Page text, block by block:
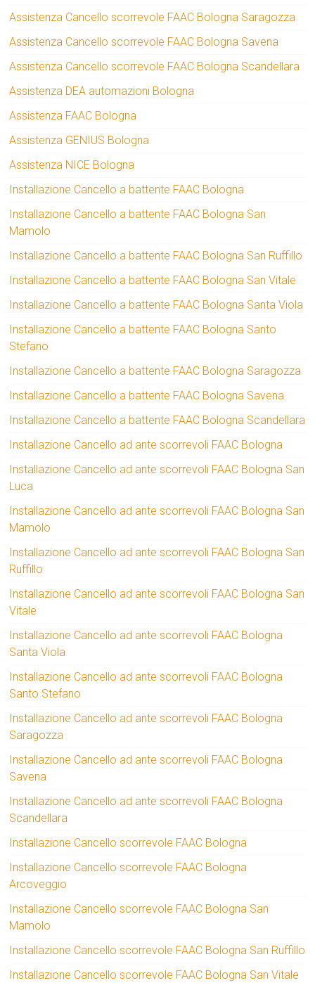
Assistenza Cancello scorrevole FAAC Bologna Saragozza
Assistenza Cancello scorrevole FAAC Bologna Savena
Assistenza Cancello scorrevole FAAC Bologna Scandellara
Assistenza DEA automazioni Bologna
Assistenza FAAC Bologna
Assistenza GENIUS Bologna
Assistenza NICE Bologna
Installazione Cancello a battente FAAC Bologna
Installazione Cancello a battente FAAC Bologna San
Mamolo
Installazione Cancello a battente FAAC Bologna San Ruffillo
Installazione Cancello a battente FAAC Bologna San Vitale
Installazione Cancello a battente FAAC Bologna Santa Viola
Installazione Cancello a battente FAAC Bologna Santo
Stefano
Installazione Cancello a battente FAAC Bologna Saragozza
Installazione Cancello a battente FAAC Bologna Savena
Installazione Cancello a battente FAAC Bologna Scandellara
Installazione Cancello ad ante scorrevoli FAAC Bologna
Installazione Cancello ad ante scorrevoli FAAC Bologna San
Luca
Installazione Cancello ad ante scorrevoli FAAC Bologna San
Mamolo
Installazione Cancello ad ante scorrevoli FAAC Bologna San
Ruffillo
Installazione Cancello ad ante scorrevoli FAAC Bologna San
Vitale
Installazione Cancello ad ante scorrevoli FAAC Bologna
Santa Viola
Installazione Cancello ad ante scorrevoli FAAC Bologna
Santo Stefano
Installazione Cancello ad ante scorrevoli FAAC Bologna
Saragozza
Installazione Cancello ad ante scorrevoli FAAC Bologna
Savena
Installazione Cancello ad ante scorrevoli FAAC Bologna
Scandellara
Installazione Cancello scorrevole FAAC Bologna
Installazione Cancello scorrevole FAAC Bologna
Arcoveggio
Installazione Cancello scorrevole FAAC Bologna San
Mamolo
Installazione Cancello scorrevole FAAC Bologna San Ruffillo
Installazione Cancello scorrevole FAAC Bologna San Vitale